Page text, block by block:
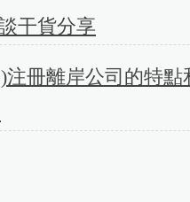
干貨分享
注冊離岸公司的特點